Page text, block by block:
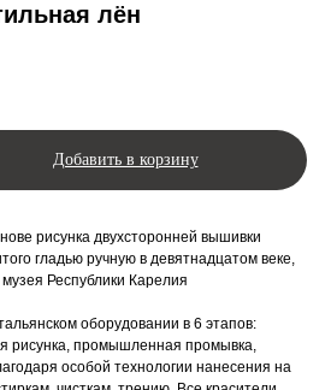
лён
Добавить в корзину
рисунка двухсторонней вышивки
гладью ручную в девятнадцатом веке,
Республики Карелия
оборудовании в 6 этапов:
рисунка, промышленная промывка,
особой технологии нанесения на